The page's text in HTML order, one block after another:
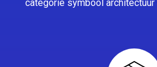
categorie symbool architectuur